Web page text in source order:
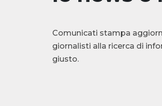
Comunicati stampa
giornalisti alla ricerca di
giusto.